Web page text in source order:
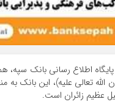
اطلاع رسانی بانک
عظیم زائران است.